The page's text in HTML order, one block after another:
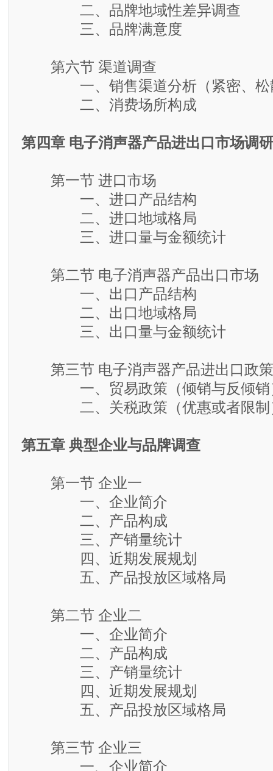
二、品牌地域性差异调查
三、品牌满意度
第六节 渠道调查
一、销售渠道分析（紧密、松
二、消费场所构成
第四章 电子消声器产品进出口市场调研
第一节 进口市场
一、进口产品结构
二、进口地域格局
三、进口量与金额统计
第二节 电子消声器产品出口市场
一、出口产品结构
二、出口地域格局
三、出口量与金额统计
第三节 电子消声器产品进出口政策
一、贸易政策（倾销与反倾销
二、关税政策（优惠或者限制
第五章 典型企业与品牌调查
第一节 企业一
一、企业简介
二、产品构成
三、产销量统计
四、近期发展规划
五、产品投放区域格局
第二节 企业二
一、企业简介
二、产品构成
三、产销量统计
四、近期发展规划
五、产品投放区域格局
第三节 企业三
一、企业简介